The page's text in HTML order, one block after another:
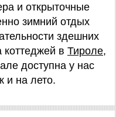
и открыточные
зимний отдых
здешних
коттеджей в Тироле,
доступна у нас
и на лето.